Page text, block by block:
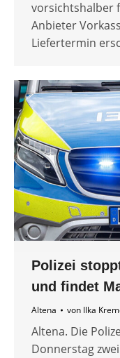
vorsichtshalber
Anbieter
Liefertermin
Polizei
und findet
Altena von Ilka
Altena. Die
Donnerstag